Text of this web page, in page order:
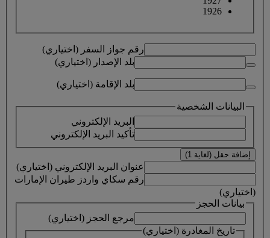
1926
رقم جواز السفر (اختياري)
بلد الإصدار (اختياري)
بلد الإقامة (اختياري)
البيانات الشخصية
البريد الإلكتروني
تأكيد البريد الإلكتروني
إضافة حقل (لغاية 1)
عنوان البريد الإلكتروني (اختياري)
رقم سكاي واردز طيران الإمارات
(اختياري)
بيانات الحجز
مرجع الحجز (اختياري)
تاريخ المغادرة (اختياري)